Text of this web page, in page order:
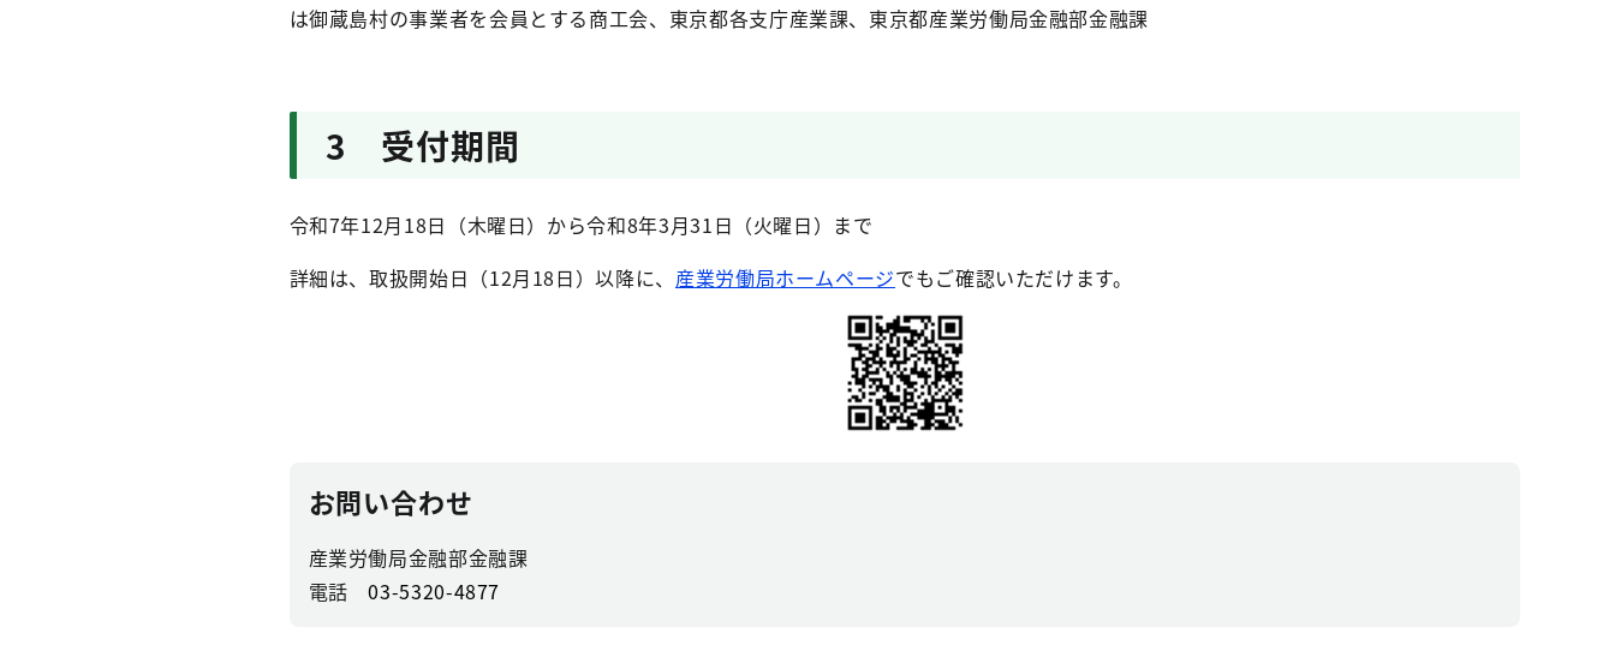
は御蔵島村の事業者を会員とする商工会、東京都各支庁産業課、東京都産業労働局金融部金融課
3 受付期間
令和7年12月18日（木曜日）から令和8年3月31日（火曜日）まで
詳細は、取扱開始日（12月18日）以降に、 産業労働局ホームページでもご確認いただけます。
お問い合わせ
産業労働局金融部金融課
電話03-5320-4877